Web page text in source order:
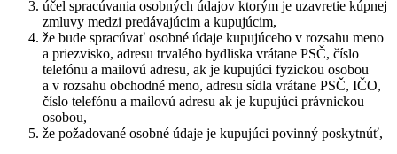
účel spracúvania osobných údajov ktorým je uzavretie kúpnej
zmluvy medzi predávajúcim a kupujúcim,
že bude spracúvať osobné údaje kupujúceho v rozsahu meno
a priezvisko, adresu trvalého bydliska vrátane PSČ, číslo
telefónu a mailovú adresu, ak je kupujúci fyzickou osobou
a v rozsahu obchodné meno, adresu sídla vrátane PSČ, IČO,
číslo telefónu a mailovú adresu ak je kupujúci právnickou
osobou,
že požadované osobné údaje je kupujúci povinný poskytnúť,